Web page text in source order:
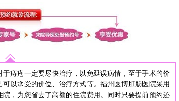
于痔疮一定要尽快治疗，以免延误病情，至于手术的价
以承受的价位、治疗方式等。福州医博肛肠医院采用
，为您省去了高额的住院费用。同时只要提前预约还